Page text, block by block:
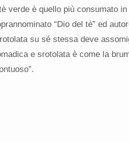
tè verde è quello più consumato
“Dio del tè” ed
su sé stessa deve
e srotolata è come la